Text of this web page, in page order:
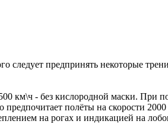
следует предпринять некоторые
км\ч - без кислородной маски. При
полёты на скорости
на рогах и индикацией на